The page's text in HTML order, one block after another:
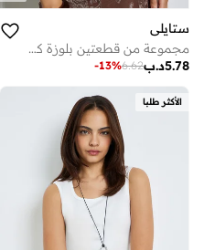
ستايلي
مجموعة من قطعتين بلوزة كامي بياقة واسعة
د.ب5.78
6.62
-13%
الأكثر طلبا